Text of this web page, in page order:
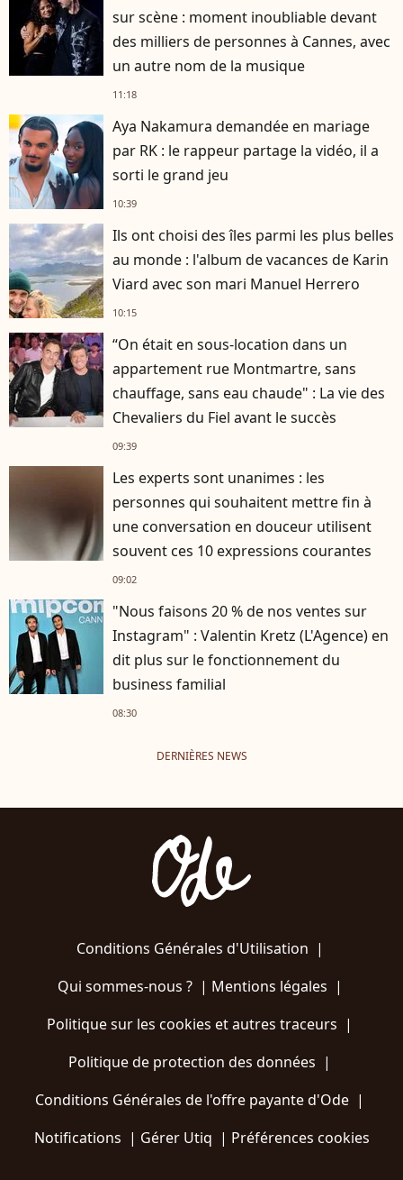
sur scène : moment inoubliable devant
des milliers de personnes à Cannes, avec
un autre nom de la musique
11:18
Aya Nakamura demandée en mariage
par RK : le rappeur partage la vidéo, il a
sorti le grand jeu
10:39
Ils ont choisi des îles parmi les plus belles
au monde : l'album de vacances de Karin
Viard avec son mari Manuel Herrero
10:15
“On était en sous-location dans un
appartement rue Montmartre, sans
chauffage, sans eau chaude" : La vie des
Chevaliers du Fiel avant le succès
09:39
Les experts sont unanimes : les
personnes qui souhaitent mettre fin à
une conversation en douceur utilisent
souvent ces 10 expressions courantes
09:02
"Nous faisons 20 % de nos ventes sur
Instagram" : Valentin Kretz (L'Agence) en
dit plus sur le fonctionnement du
business familial
08:30
DERNIÈRES NEWS
Conditions Générales d'Utilisation |
Qui sommes-nous ?| Mentions légales |
Politique sur les cookies et autres traceurs |
Politique de protection des données |
Conditions Générales de l'offre payante d'Ode |
Notifications | Gérer Utiq | Préférences cookies